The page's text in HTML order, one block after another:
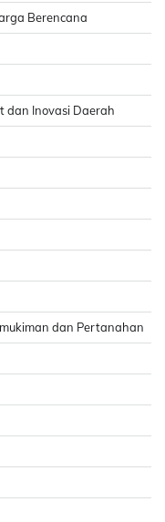
Berencana
dan Inovasi Daerah
dan Pertanahan